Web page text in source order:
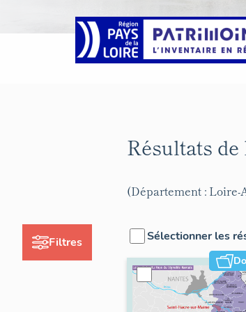
Filtres
Résultats
(Département : Loire-
Sélectionner les